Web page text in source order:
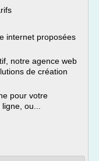
internet proposées
notre agence web
de création
pour votre
ou...